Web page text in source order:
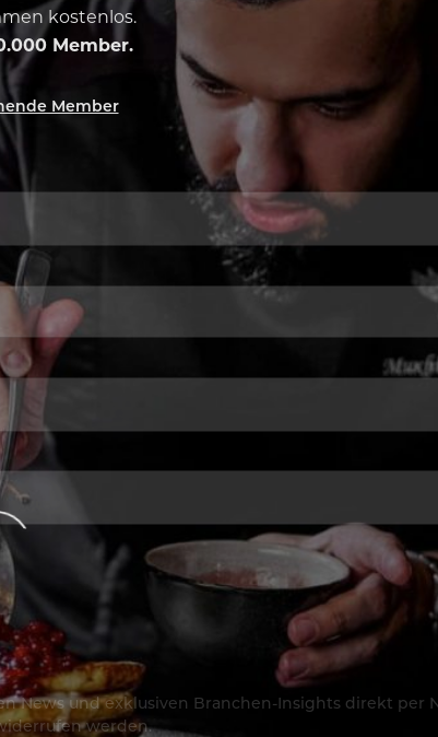
kostenlos.
Member.
Member
News und exklusiven Branchen-Insights direkt per
werden.